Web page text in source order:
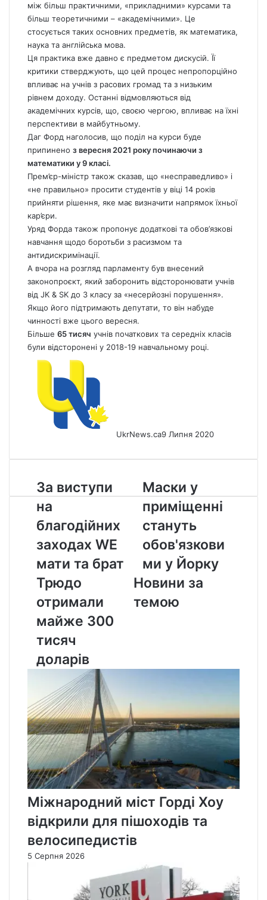
між більш практичними, «прикладними» курсами та
більш теоретичними – «академічними». Це
стосується таких основних предметів, як математика,
наука та англійська мова.
Ця практика вже давно є предметом дискусій. Її
критики стверджують, що цей процес непропорційно
впливає на учнів з расових громад та з низьким
рівнем доходу. Останні відмовляються від
академічних курсів, що, своєю чергою, впливає на їхні
перспективи в майбутньому.
Даг Форд наголосив, що поділ на курси буде
припинено з вересня 2021 року починаючи з
математики у 9 класі.
Прем’єр-міністр також сказав, що «несправедливо» і
«не правильно» просити студентів у віці 14 років
прийняти рішення, яке має визначити напрямок їхньої
кар’єри.
Уряд Форда також пропонує додаткові та обов’язкові
навчання щодо боротьби з расизмом та
антидискримінації.
А вчора на розгляд парламенту був внесений
законопроєкт, який заборонить відсторонювати учнів
від JK & SK до 3 класу за «несерйозні порушення».
Якщо його підтримають депутати, то він набуде
чинності вже цього вересня.
Більше 65 тисяч учнів початкових та середніх класів
були відсторонені у 2018-19 навчальному році.
UkrNews.ca9 Липня 2020
За
виступи
на
благодійних
заходах
WE
мати
та
брат
отримали
майже
тисяч
доларів
За виступи
на
благодійних
заходах WE
мати та брат
Трюдо
отримали
майже 300
тисяч
доларів
Маски
у
приміщенні
стануть
обов'язковими
у
Йорку
Маски у
приміщенні
стануть
обов'язкови
ми у Йорку
Новини за
темою
Міжнародний міст Горді Хоу
відкрили для пішоходів та
велосипедистів
5 Серпня 2026